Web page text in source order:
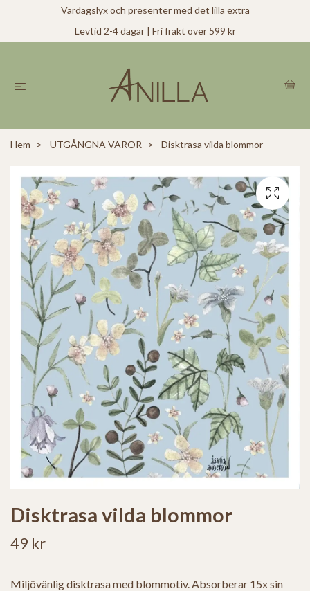
Vardagslyx och presenter med det lilla extra
Levtid 2-4 dagar | Fri frakt över 599 kr
Hem UTGÅNGNA VAROR Disktrasa vilda blommor
Disktrasa vilda blommor
49 kr
Miljövänlig disktrasa med blommotiv. Absorberar 15x sin